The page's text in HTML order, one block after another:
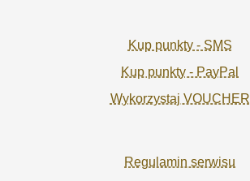
Kup punkty - SMS
Kup punkty - PayPal
Wykorzystaj VOUCHER
Regulamin serwisu